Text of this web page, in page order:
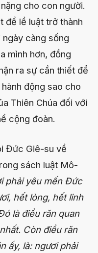
cho con người.
để lề luật trở thành
càng sống
mình hơn, đồng
ra sự cần thiết để
động sao cho
Thiên Chúa đối với
cộng đoàn.
Đức Giê-su về
sách luật Mô-
phải yêu mến Đức
hết lòng, hết linh
là điều răn quan
Còn điều răn
ấy, là: ngươi phải